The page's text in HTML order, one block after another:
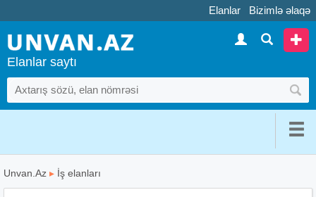
Elanlar Bizimlə əlaqə
Elanlar saytı
Unvan.Az ▸ İş elanları